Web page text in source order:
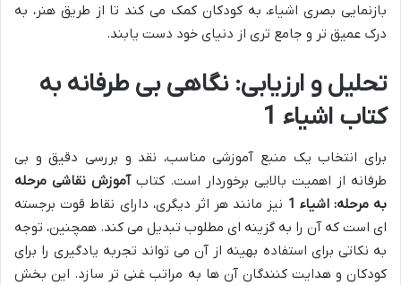
بازنمایی بصری اشیاء، به کودکان کمک می کند تا از طریق هنر، به
درک عمیق تر و جامع تری از دنیای خود دست یابند.
تحلیل و ارزیابی: نگاهی بی طرفانه به
کتاب اشیاء 1
برای انتخاب یک منبع آموزشی مناسب، نقد و بررسی دقیق و بی
طرفانه از اهمیت بالایی برخوردار است. کتابآموزش نقاشی مرحله
به مرحله: اشیاء 1
نیز مانند هر اثر دیگری، دارای نقاط قوت برجسته
ای است که آن را به گزینه ای مطلوب تبدیل می کند. همچنین، توجه
به نکاتی برای استفاده بهینه از آن می تواند تجربه یادگیری را برای
کودکان و هدایت کنندگان آن ها به مراتب غنی تر سازد. این بخش